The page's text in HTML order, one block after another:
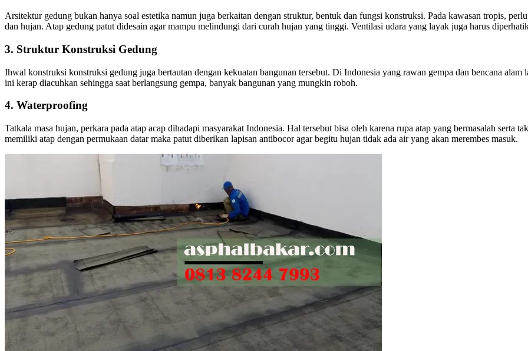
Arsitektur gedung bukan hanya soal estetika namun juga berkaitan dengan struktur, bentuk dan fungsi konstruksi. Pada kawasan tropis,
dan hujan. Atap gedung patut didesain agar mampu melindungi dari curah hujan yang tinggi. Ventilasi udara yang layak juga harus
3. Struktur Konstruksi Gedung
Ihwal konstruksi konstruksi gedung juga bertautan dengan kekuatan bangunan tersebut. Di Indonesia yang rawan gempa dan bencana
ini kerap diacuhkan sehingga saat berlangsung gempa, banyak bangunan yang mungkin roboh.
4. Waterproofing
Tatkala masa hujan, perkara pada atap acap dihadapi masyarakat Indonesia. Hal tersebut bisa oleh karena rupa atap yang bermasalah serta
memiliki atap dengan permukaan datar maka patut diberikan lapisan antibocor agar begitu hujan tidak ada air yang akan merembes masuk.